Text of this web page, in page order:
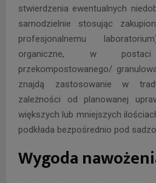
stwierdzenia ewentualnych
samodzielnie stosując
profesjonalnemu
organiczne, w
przekompostowanego/
znajdą zastosowanie w
zależności od planowanej
większych lub mniejszych
podkłada bezpośrednio pod
Wygoda